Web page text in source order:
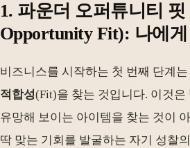
1. 파운더 오퍼튜니티
Opportunity Fit): 나에게
비즈니스를 시작하는 첫 번째 단계는
적합성(Fit)을 찾는 것입니다. 이것은
유망해 보이는 아이템을 찾는 것이
딱 맞는 기회를 발굴하는 자기 성찰